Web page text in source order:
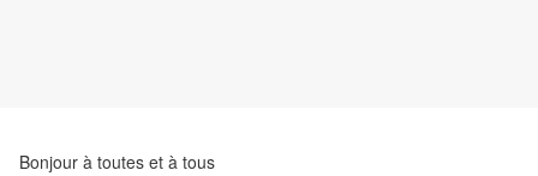
Bonjour à toutes et à tous